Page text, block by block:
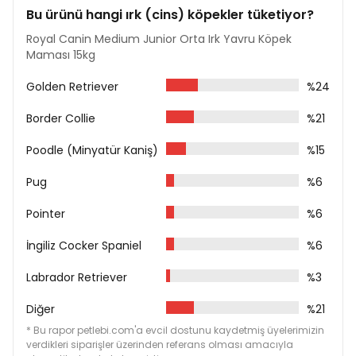
cins yavru köpeklerin yüksek enerji ihtiyaçlarını karşılar.
DOĞAL BAĞIŞIKLIK
Özellikle antioksidan kompleksi ve mannan-oligo-
sakkaritler sayesinde, yavru köpeğin doğal bağışıklığına
Analiz Tablosu
Protein: %32
Yağ: %20
İçerik
Kurutulmuş Kümes Hayvanları Proteinleri
Hayvansal Yağlar
Bitkisel Protein İzolat
Pancar Küspesi
Mısır Gluten
Bu ürünü hangi ırk (cins) köpekler tüketiyor?
Royal Canin Medium Junior Orta Irk Yavru Köpek
Maması 15kg
Golden Retriever
%24
Border Collie
%21
Poodle (Minyatür Kaniş)
%15
Pug
%6
Pointer
%6
İngiliz Cocker Spaniel
%6
Labrador Retriever
%3
Diğer
%21
* Bu rapor petlebi.com'a evcil dostunu kaydetmiş üyelerimizin
verdikleri siparişler üzerinden referans olması amacıyla